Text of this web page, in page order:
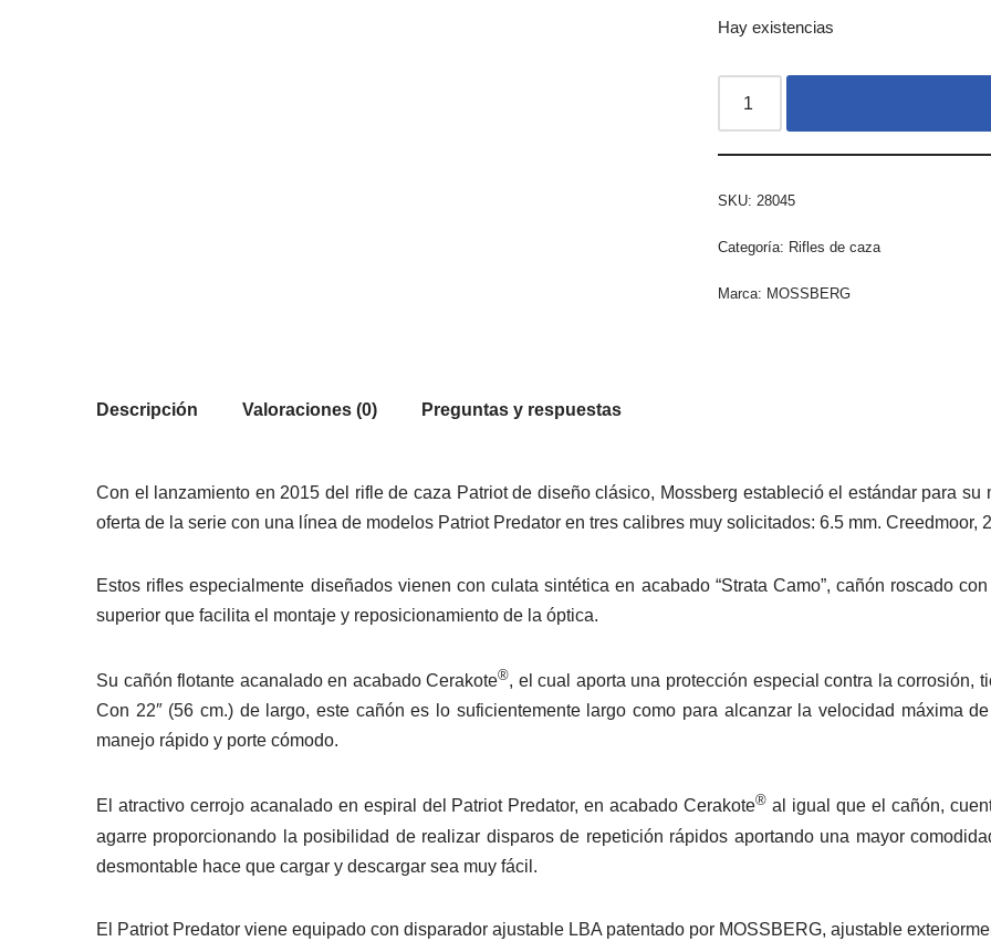
Hay existencias
SKU: 28045
Categoría: Rifles de caza
Marca: MOSSBERG
Descripción Valoraciones (0) Preguntas y respuestas
Con el lanzamiento en 2015 del rifle de caza Patriot de diseño clásico, Mossberg estableció el estándar para
oferta de la serie con una línea de modelos Patriot Predator en tres calibres muy solicitados: 6.5 mm. Creedmoor,
Estos rifles especialmente diseñados vienen con culata sintética en acabado “Strata Camo”, cañón roscado
superior que facilita el montaje y reposicionamiento de la óptica.
Su cañón flotante acanalado en acabadoCerakote®, el cual aporta una protección especial contra la corrosión,
Con 22″ (56 cm.) de largo, este cañón es lo suficientemente largo como para alcanzar la velocidad máxima
manejo rápido y porte cómodo.
El atractivo cerrojo acanalado en espiral del Patriot Predator, en acabadoCerakote® al igual que el cañón,
agarre proporcionando la posibilidad de realizar disparos de repetición rápidos aportando una mayor
desmontable hace que cargar y descargar sea muy fácil.
El Patriot Predator viene equipado con disparador ajustable LBA patentado por MOSSBERG, ajustable